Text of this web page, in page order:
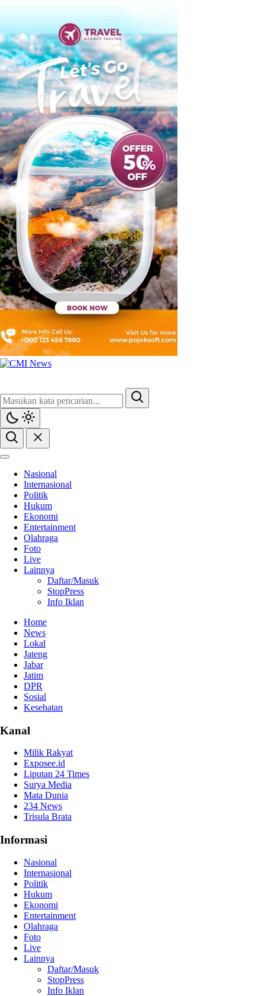
Nasional
Internasional
Politik
Hukum
Ekonomi
Entertainment
Olahraga
Foto
Live
Lainnya
Daftar/Masuk
StopPress
Info Iklan
Home
News
Lokal
Jateng
Jabar
Jatim
DPR
Sosial
Kesehatan
Kanal
Milik Rakyat
Exposee.id
Liputan 24 Times
Surya Media
Mata Dunia
234 News
Trisula Brata
Informasi
Nasional
Internasional
Politik
Hukum
Ekonomi
Entertainment
Olahraga
Foto
Live
Lainnya
Daftar/Masuk
StopPress
Info Iklan